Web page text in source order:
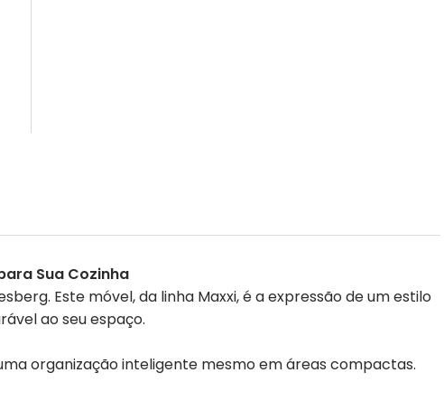
Sua Cozinha
Este móvel, da linha Maxxi, é a expressão de um estilo
ao seu espaço.
organização inteligente mesmo em áreas compactas.